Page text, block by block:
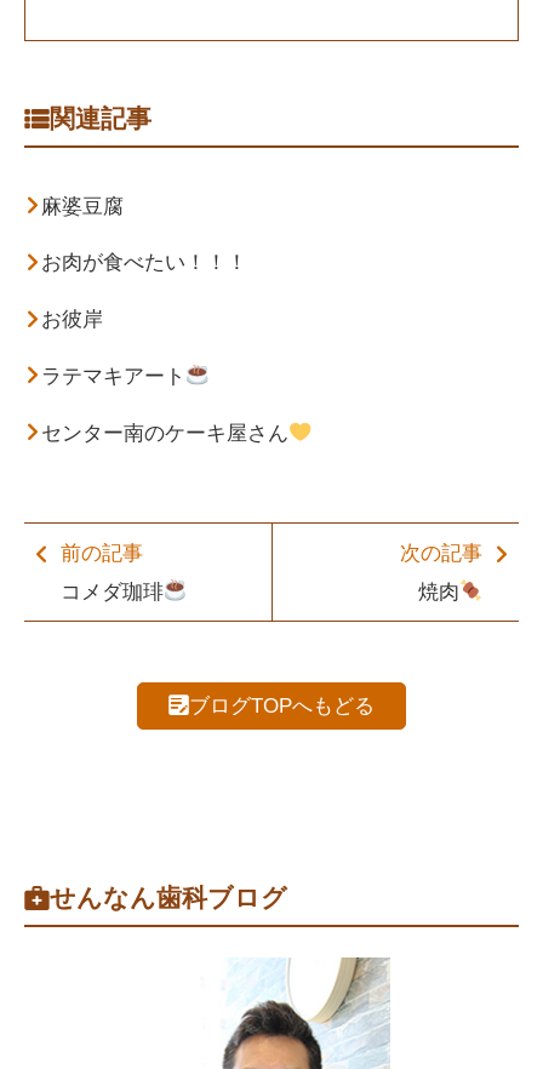
関連記事
麻婆豆腐
お肉が食べたい！！！
お彼岸
ラテマキアート
センター南のケーキ屋さん
前の記事
コメダ珈琲
次の記事
焼肉
ブログTOPへもどる
せんなん歯科ブログ